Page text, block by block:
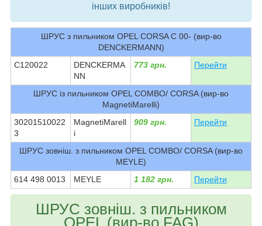
інших виробників!
ШРУС з пильником OPEL CORSA C 00- (вир-во
DENCKERMANN)
C120022
DENCKERMA
NN
773 грн. Перейти
ШРУС із пильником OPEL COMBO/ CORSA (вир-во
MagnetiMarelli)
30201510022
3
MagnetiMarell
i
909 грн. Перейти
ШРУС зовніш. з пильником OPEL COMBO/ CORSA (вир-во
MEYLE)
614 498 0013
MEYLE 1 182 грн. Перейти
ШРУС зовніш. з пильником
OPEL (вир-во FAG)